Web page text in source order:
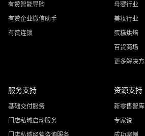
有赞智能导购
有赞企业微信助手
有赞连锁
母婴行业
美妆行业
蛋糕烘焙
百货商场
更多解决
服务支持
基础交付服务
门店私域启动服务
资源支持
新零售智库
专家说